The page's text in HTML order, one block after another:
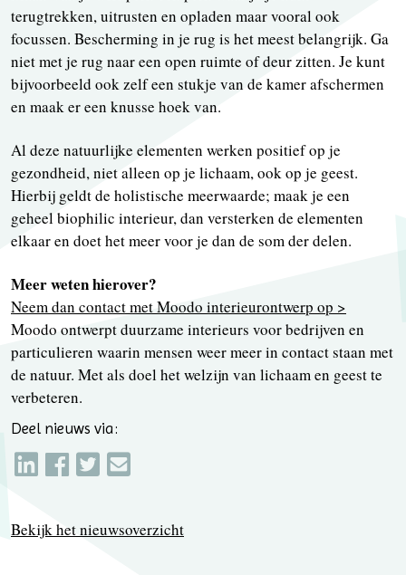
terugtrekken, uitrusten en opladen maar vooral ook
focussen. Bescherming in je rug is het meest belangrijk. Ga
niet met je rug naar een open ruimte of deur zitten. Je kunt
bijvoorbeeld ook zelf een stukje van de kamer afschermen
en maak er een knusse hoek van.
Al deze natuurlijke elementen werken positief op je
gezondheid, niet alleen op je lichaam, ook op je geest.
Hierbij geldt de holistische meerwaarde; maak je een
geheel biophilic interieur, dan versterken de elementen
elkaar en doet het meer voor je dan de som der delen.
Meer weten hierover?
Neem dan contact met Moodo interieurontwerp op >
Moodo ontwerpt duurzame interieurs voor bedrijven en
particulieren waarin mensen weer meer in contact staan met
de natuur. Met als doel het welzijn van lichaam en geest te
verbeteren.
Deel nieuws via:
Bekijk het nieuwsoverzicht